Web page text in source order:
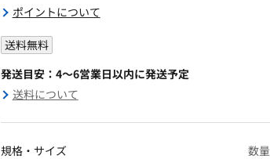
ポイントについて
送料無料
発送目安：4～6営業日以内に発送予定
送料について
規格・サイズ 数量